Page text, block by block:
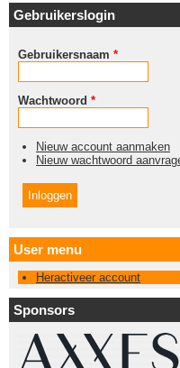
Gebruikerslogin
Gebruikersnaam *
Wachtwoord *
Nieuw account aanmaken
Nieuw wachtwoord
User menu
Heractiveer account
Sponsors